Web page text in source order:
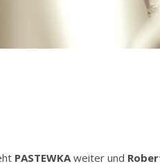
PASTEWKAweiter und